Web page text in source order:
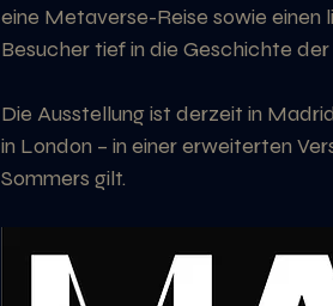
eine Metaverse-Reise sowie
Besucher tief in die Geschichte
Die Ausstellung ist derzeit in
in London – in einer erweiterten
Sommers gilt.